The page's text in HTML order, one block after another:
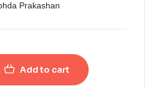
Prakashan
Add to cart